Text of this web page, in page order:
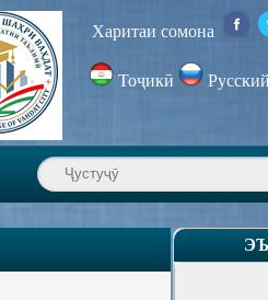
Харитаи сомона
Тоҷикӣ Русский